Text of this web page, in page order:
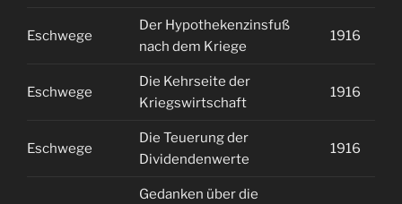
Eschwege
Der Hypothekenzinsfuß
nach dem Kriege
1916
Eschwege
Die Kehrseite der
Kriegswirtschaft
1916
Eschwege
Die Teuerung der
Dividendenwerte
1916
Gedanken über die